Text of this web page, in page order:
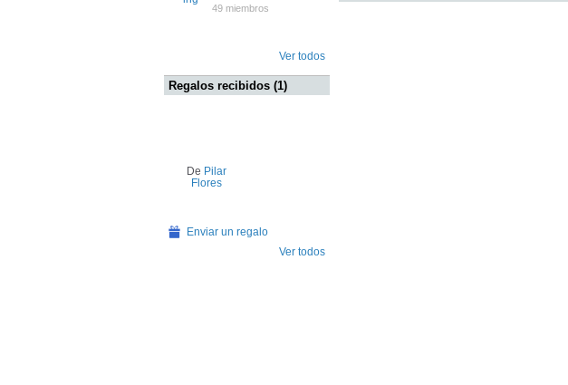
49 miembros
Ver todos
Regalos recibidos (1)
De Pilar
Flores
Enviar un regalo
Ver todos